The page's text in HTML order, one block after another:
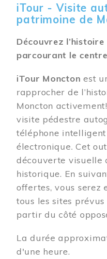
iTour - Visite
patrimoine de
Découvrez
parcourant le
iTour Moncton est
rapprocher de
Moncton
visite pédestre
téléphone
électronique. Cet
découverte visuelle
historique. En
offertes, vous serez
tous les sites
partir du côté
La durée
d'une heure.